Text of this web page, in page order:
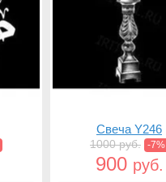
Свеча Y246
1000 руб. -7%
900 руб.